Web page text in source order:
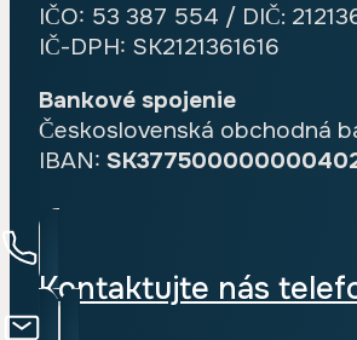
IČO: 53 387 554 / DIČ:
IČ-DPH: SK2121361616
Bankové spojenie
Československá obchodná
IBAN:
Kontaktujte nás